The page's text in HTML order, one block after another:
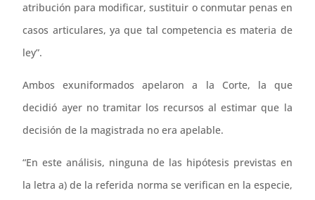
atribución para modificar, sustituir o conmutar penas en
casos articulares, ya que tal competencia es materia de
ley”.
Ambos exuniformados apelaron a la Corte, la que
decidió ayer no tramitar los recursos al estimar que la
decisión de la magistrada no era apelable.
“En este análisis, ninguna de las hipótesis previstas en
la letra a) de la referida norma se verifican en la especie,